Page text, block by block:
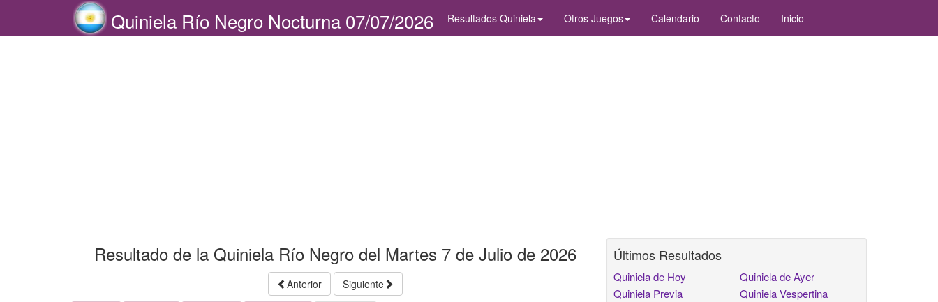
Quiniela Río Negro Nocturna 07/07/2026 Resultados Quiniela Otros Juegos Calendario Contacto Inicio
Resultado de la Quiniela Río Negro del Martes 7 de Julio de 2026
Anterior Siguiente
Últimos Resultados
Quiniela de Hoy
Quiniela Previa
Quiniela de Ayer
Quiniela Vespertina